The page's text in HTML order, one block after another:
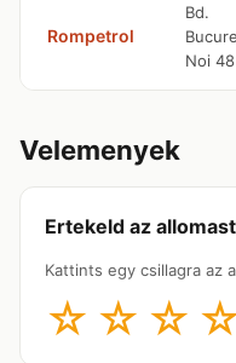
Rompetrol
Bd.
Noi 48
Velemenyek
Ertekeld az allomast
Kattints egy csillagra az
☆ ☆ ☆